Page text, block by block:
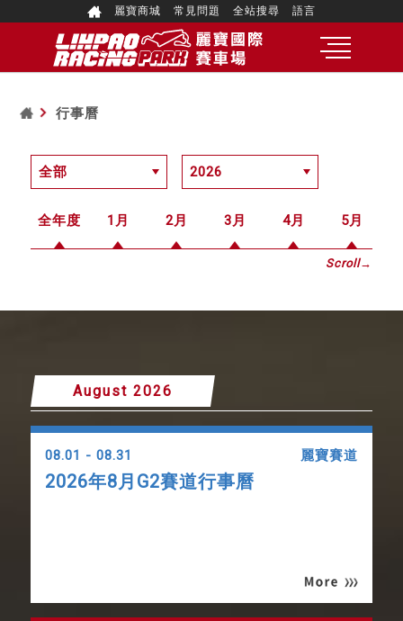
麗寶商城 常見問題 全站搜尋 語言
行事曆
全年度 1月 2月 3月 4月 5月
Scroll→
August 2026
08.01 - 08.31 麗寶賽道
2026年8月G2賽道行事曆